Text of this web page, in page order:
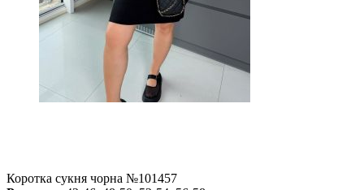
Коротка сукня чорна №101457